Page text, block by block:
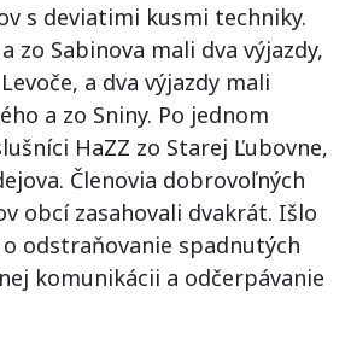
s deviatimi kusmi techniky.
zo Sabinova mali dva výjazdy,
a dva výjazdy mali
a zo Sniny. Po jednom
HaZZ zo Starej Ľubovne,
Členovia dobrovoľných
obcí zasahovali dvakrát. Išlo
odstraňovanie spadnutých
komunikácii a odčerpávanie